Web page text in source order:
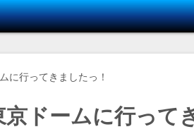
に行ってきましたっ！
ドームに行って